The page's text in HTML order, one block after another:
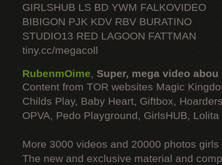
GIRLSHUB LS BD YWM FALKOVIDEO
BIBIGON PJK KDV RBV BURATINO
STUDIO13 RED LAGOON FATTMAN
tiny.cc/megacoll
RubenmOime, Super, mega video abou
Content from TOR websites Magic
Childs Play, Baby Heart, Giftbox,
OPVA, Pedo Playground, GirlsHUB, Lolita
More 3000 videos and 20000 photos
The new and exclusive material and